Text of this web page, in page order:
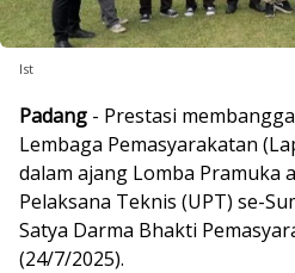
Ist
Padang - Prestasi
Lembaga Pemasyarakatan
dalam ajang Lomba Pramuka
Pelaksana Teknis (UPT) se-
Satya Darma Bhakti
(24/7/2025).